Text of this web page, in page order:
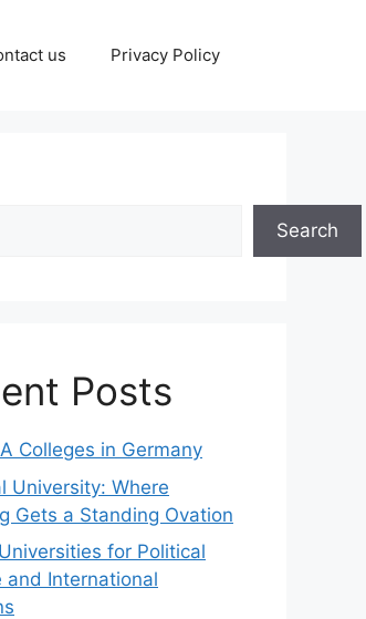
us Privacy Policy
Search
Posts
Colleges in Germany
University: Where
Gets a Standing Ovation
for Political
and International